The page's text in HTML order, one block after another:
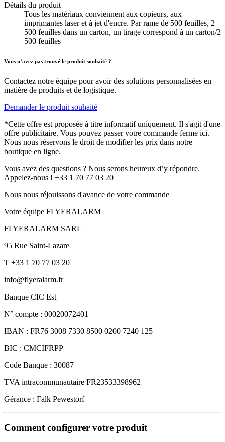
Détails du produit
Tous les matériaux conviennent aux copieurs, aux
imprimantes laser et à jet d'encre. Par rame de 500 feuilles, 2
500 feuilles dans un carton, un tirage correspond à un carton/2
500 feuilles
Vous n’avez pas trouvé le produit souhaité ?
Contactez notre équipe pour avoir des solutions personnalisées en
matière de produits et de logistique.
Demander le produit souhaité
*Cette offre est proposée à titre informatif uniquement. Il s'agit d'une
offre publicitaire. Vous pouvez passer votre commande ferme ici.
Nous nous réservons le droit de modifier les prix dans notre
boutique en ligne.
Vous avez des questions ? Nous serons heureux d’y répondre.
Appelez-nous ! +33 1 70 77 03 20
Nous nous réjouissons d'avance de votre commande
Votre équipe FLYERALARM
FLYERALARM SARL
95 Rue Saint-Lazare
T +33 1 70 77 03 20
info@flyeralarm.fr
Banque CIC Est
N° compte : 00020072401
IBAN : FR76 3008 7330 8500 0200 7240 125
BIC : CMCIFRPP
Code Banque : 30087
TVA intracommunautaire FR23533398962
Gérance : Falk Pewestorf
Comment configurer votre produit